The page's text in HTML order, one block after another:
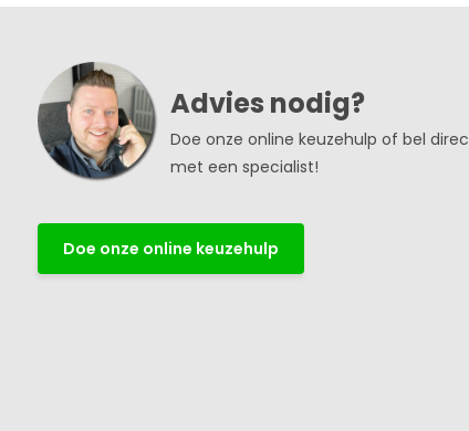
Advies nodig?
Doe onze online keuzehulp of bel
met een specialist!
Doe onze online keuzehulp